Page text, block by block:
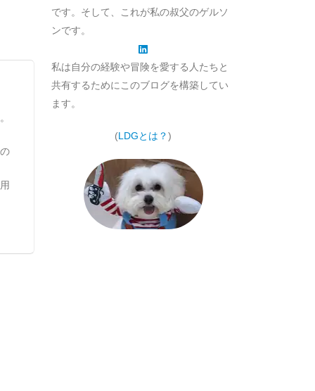
です。そして、これが私の叔父のゲルソ
ンです。
私は自分の経験や冒険を愛する人たちと
共有するためにこのブログを構築してい
ます。
(LDGとは？)